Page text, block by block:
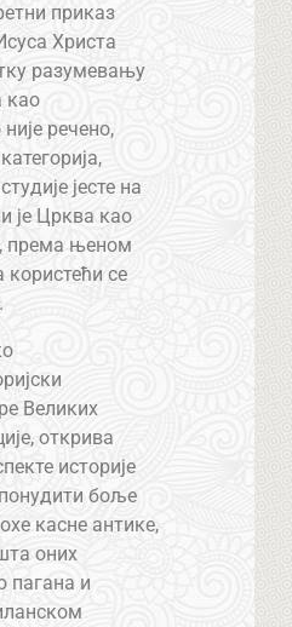
приказ
Христа
разумевању
као
речено,
јесте на
је Црква као
према њеном
се
Великих
открива
историје
боље
касне антике,
оних
пагана и